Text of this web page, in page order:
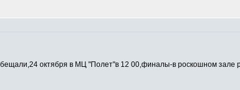
октября в МЦ "Полет"в 12 00,финалы-в роскошном